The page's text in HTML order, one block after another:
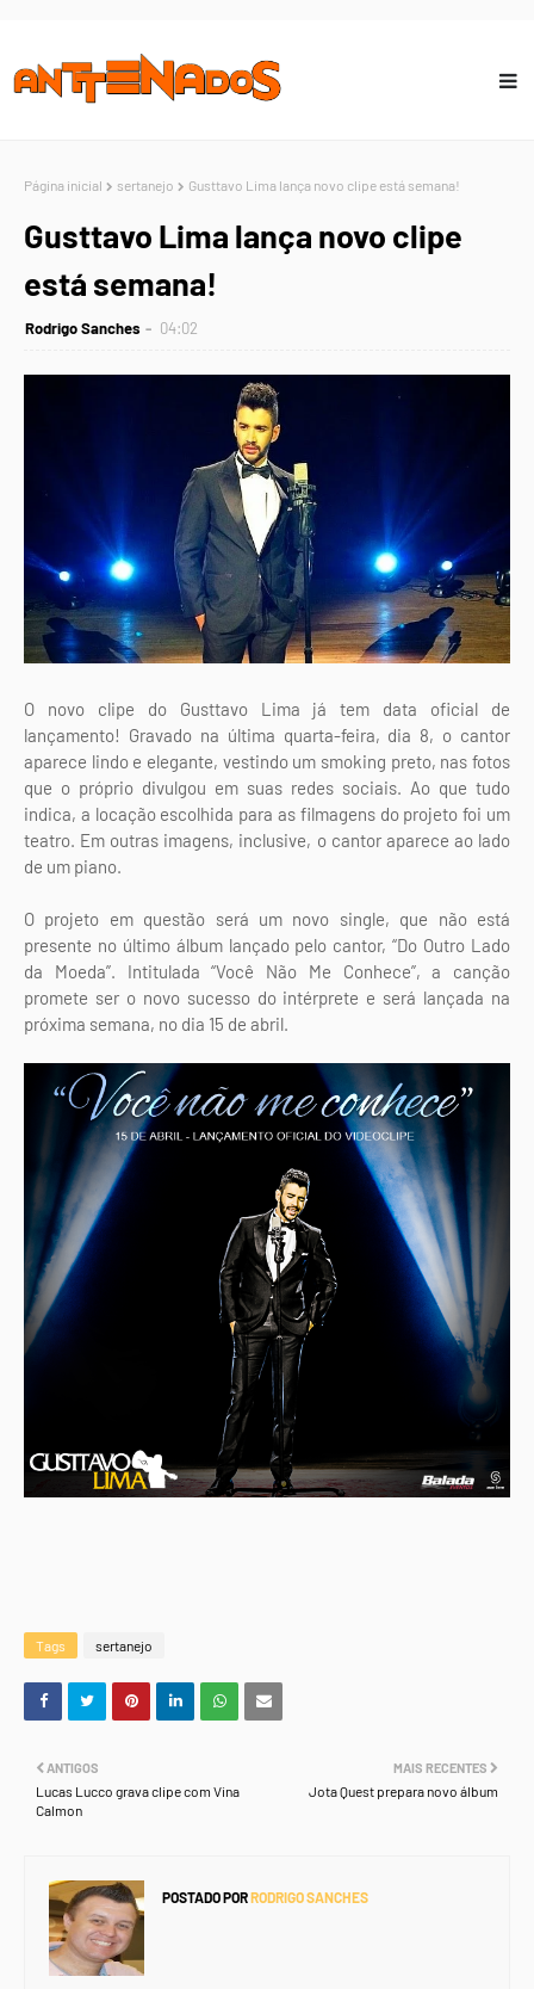
Página inicial sertanejo Gusttavo Lima lança novo clipe está semana!
Gusttavo Lima lança novo clipe
está semana!
Rodrigo Sanches 04:02
O novo clipe do Gusttavo Lima já tem data oficial de
lançamento! Gravado na última quarta-feira, dia 8, o cantor
aparece lindo e elegante, vestindo um smoking preto, nas fotos
que o próprio divulgou em suas redes sociais. Ao que tudo
indica, a locação escolhida para as filmagens do projeto foi um
teatro. Em outras imagens, inclusive, o cantor aparece ao lado
de um piano.
O projeto em questão será um novo single, que não está
presente no último álbum lançado pelo cantor, “Do Outro Lado
da Moeda”. Intitulada “Você Não Me Conhece”, a canção
promete ser o novo sucesso do intérprete e será lançada na
próxima semana, no dia 15 de abril.
Tags sertanejo
MAIS RECENTES
Jota Quest prepara novo álbum
ANTIGOS
Lucas Lucco grava clipe com Vina
Calmon
POSTADO PORRODRIGO SANCHES